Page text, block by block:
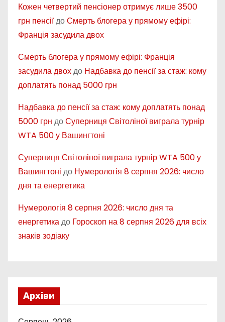
Кожен четвертий пенсіонер отримує лише 3500
грн пенсіїдоСмерть блогера у прямому ефірі:
Франція засудила двох
Смерть блогера у прямому ефірі: Франція
засудила двохдо Надбавка до пенсії за стаж: кому
доплатять понад 5000 грн
Надбавка до пенсії за стаж: кому доплатять понад
5000 грн доСуперниця Світоліної виграла турнір
WTA 500 у Вашингтоні
Суперниця Світоліної виграла турнір WTA 500 у
Вашингтоні до Нумерологія 8 серпня 2026: число
дня та енергетика
Нумерологія 8 серпня 2026: число дня та
енергетикадо Гороскоп на 8 серпня 2026 для всіх
знаків зодіаку
Архіви